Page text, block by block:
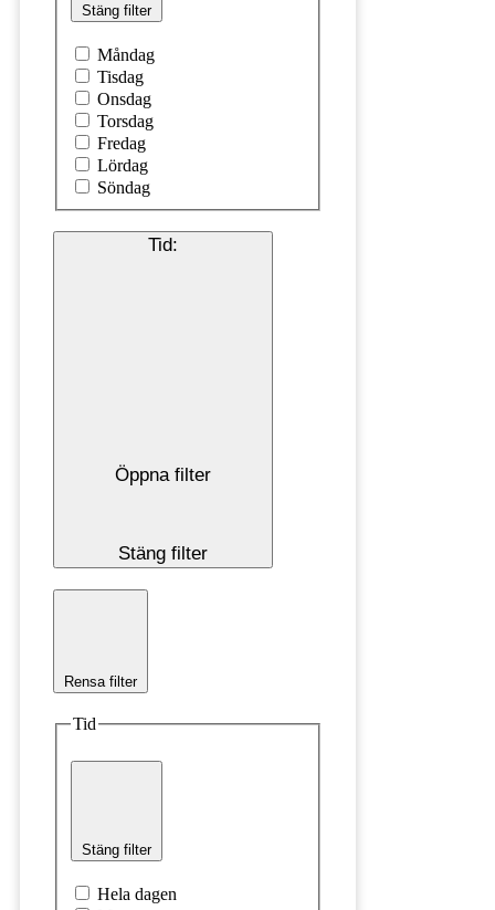
Stäng filter
Måndag
Tisdag
Onsdag
Torsdag
Fredag
Lördag
Söndag
Tid:
Öppna filter
Stäng filter
Rensa filter
Tid
Stäng filter
Hela dagen